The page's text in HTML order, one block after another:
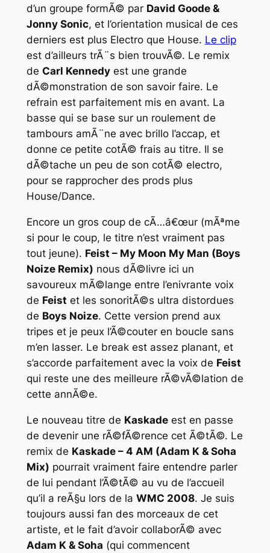
d’un groupe formÃ© par David Goode &
Jonny Sonic, et l’orientation musical de ces
derniers est plus Electro que House. Le clip
est d’ailleurs trÃ¨s bien trouvÃ©. Le remix
de Carl Kennedyest une grande
dÃ©monstration de son savoir faire. Le
refrain est parfaitement mis en avant. La
basse qui se base sur un roulement de
tambours amÃ¨ne avec brillo l’accap, et
donne ce petite cotÃ© frais au titre. Il se
dÃ©tache un peu de son cotÃ© electro,
pour se rapprocher des prods plus
House/Dance.
Encore un gros coup de cÃ…â€œur (mÃªme
si pour le coup, le titre n’est vraiment pas
tout jeune). Feist – My Moon My Man (Boys
Noize Remix) nous dÃ©livre ici un
savoureux mÃ©lange entre l’enivrante voix
de Feist et les sonoritÃ©s ultra distordues
de Boys Noize. Cette version prend aux
tripes et je peux l’Ã©couter en boucle sans
m’en lasser. Le break est assez planant, et
s’accorde parfaitement avec la voix de Feist
qui reste une des meilleure rÃ©vÃ©lation de
cette annÃ©e.
Le nouveau titre de Kaskadeest en passe
de devenir une rÃ©fÃ©rence cet Ã©tÃ©. Le
remix de Kaskade – 4 AM (Adam K & Soha
Mix) pourrait vraiment faire entendre parler
de lui pendant l’Ã©tÃ© au vu de l’accueil
qu’il a reÃ§u lors de la WMC 2008. Je suis
toujours aussi fan des morceaux de cet
artiste, et le fait d’avoir collaborÃ© avec
Adam K & Soha (qui commencent